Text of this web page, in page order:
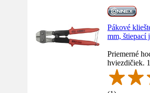
Pákové
mm, štiepací
Priemerné
hviezdičiek.